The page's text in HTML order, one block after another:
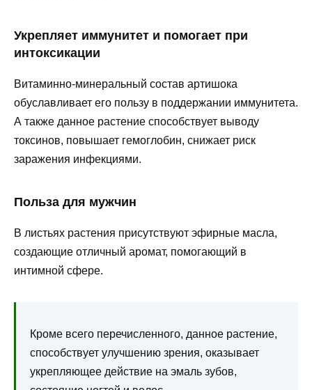
Укрепляет иммунитет и помогает при
интоксикации
Витаминно-минеральный состав артишока
обуславливает его пользу в поддержании иммунитета.
А также данное растение способствует выводу
токсинов, повышает гемоглобин, снижает риск
заражения инфекциями.
Польза для мужчин
В листьях растения присутствуют эфирные масла,
создающие отличный аромат, помогающий в
интимной сфере.
Кроме всего перечисленного, данное растение,
способствует улучшению зрения, оказывает
укрепляющее действие на эмаль зубов,